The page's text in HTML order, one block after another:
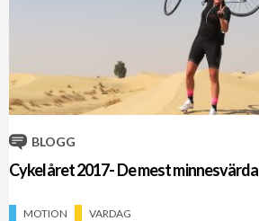
BLOGG
Cykelåret 2017- De mest
MOTION VARDAG